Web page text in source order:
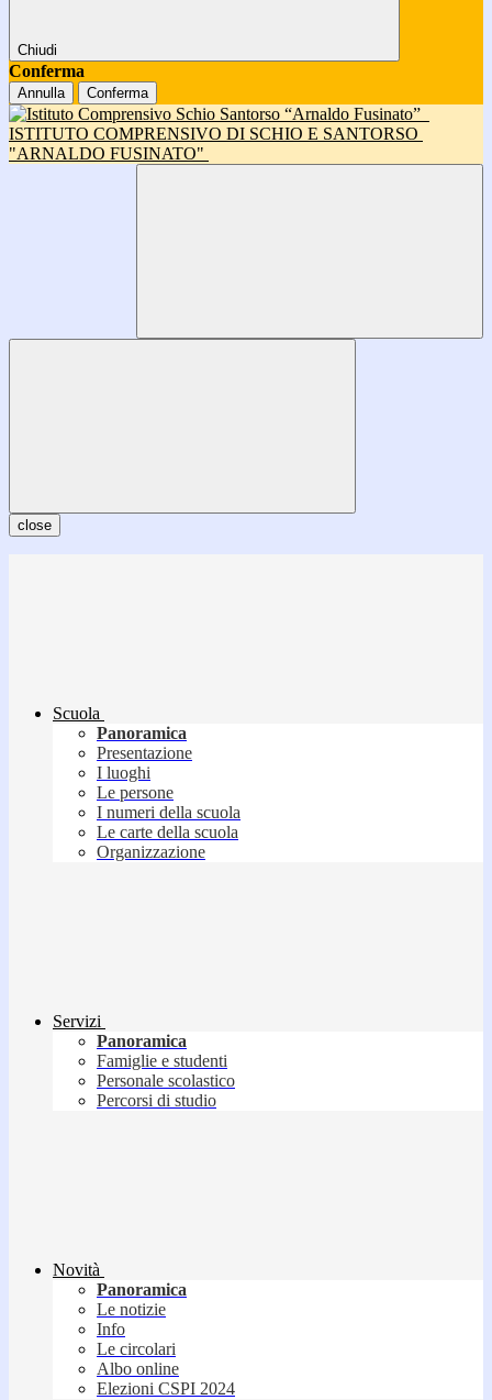
Chiudi
Conferma
Annulla Conferma
ISTITUTO COMPRENSIVO DI SCHIO E SANTORSO
"ARNALDO FUSINATO"
close
Scuola
Panoramica
Presentazione
I luoghi
Le persone
I numeri della scuola
Le carte della scuola
Organizzazione
Servizi
Panoramica
Famiglie e studenti
Personale scolastico
Percorsi di studio
Novità
Panoramica
Le notizie
Info
Le circolari
Albo online
Elezioni CSPI 2024